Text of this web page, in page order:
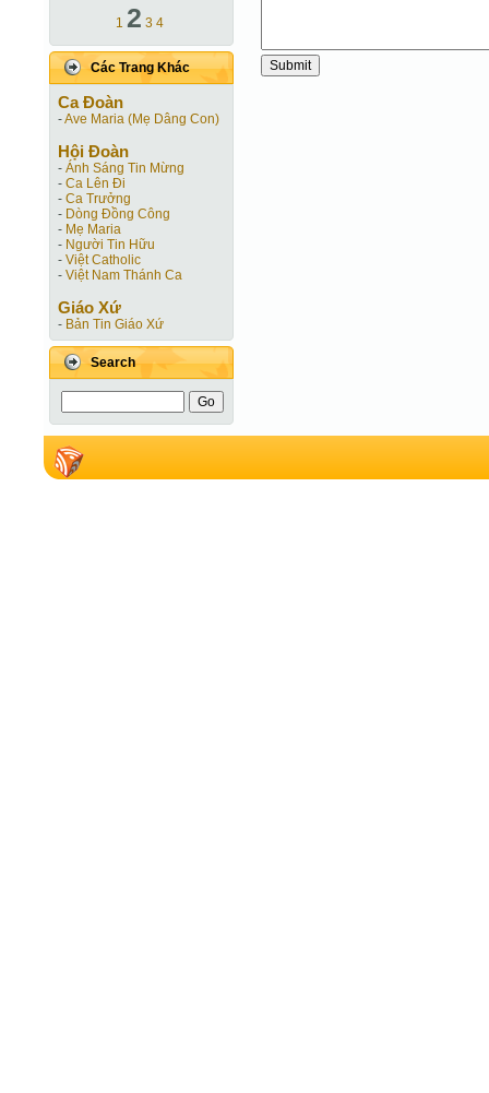
1 2 3 4
Các Trang Khác
Ca Ðoàn
-Ave Maria (Mẹ Dâng Con)
Hội Ðoàn
- Ánh Sáng Tin Mừng
- Ca Lên Đi
- Ca Trưởng
- Dòng Đồng Công
- Mẹ Maria
- Người Tin Hữu
- Việt Catholic
- Việt Nam Thánh Ca
Giáo Xứ
- Bản Tin Giáo Xứ
Search